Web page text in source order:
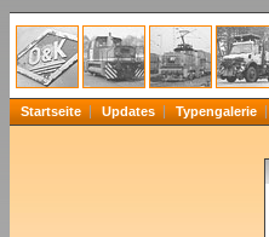
Startseite Updates Typengalerie